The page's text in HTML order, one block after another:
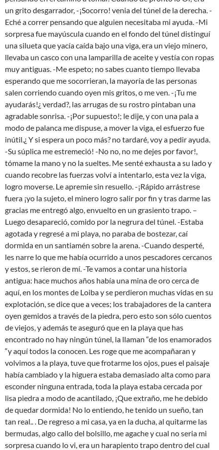
un grito desgarrador, -¡Socorro! venia del túnel de la derecha. -
Eché a correr pensando que alguien necesitaba mi ayuda. -Mi
sorpresa fue mayúscula cuando en el fondo del túnel distinguí
una silueta que yacía caída bajo una viga, era un viejo minero,
llevaba un casco con una lamparilla de aceite y vestía con ropas
muy antiguas. -Me espeto; no sabes cuanto tiempo llevaba
esperando que me socorrieran, la mayoría de las personas
salen corriendo cuando oyen mis gritos, o me ven. -¡Tu me
ayudarás!¿ verdad?, las arrugas de su rostro pintaban una
agradable sonrisa. -¡Por supuesto!; le dije, y con una pala a
modo de palanca me dispuse, a mover la viga, el esfuerzo fue
inútil.¿ Y si espera un poco más? no tardaré, voy a pedir ayuda.
-Su súplica me estremeció! -No no, no me dejes por favor!,
tómame la mano y no la sueltes. Me senté exhausta a su lado y
cuando recobre las fuerzas volví a intentarlo, esta vez la viga,
logro moverse. Le apremie sin resuello. -¡Rápido arrástrese
fuera ¡yo la sujeto, el minero logro salir por fin y tras darme las
gracias me entregó algo, envuelto en un grasiento trapo. –
Luego desapareció, comido por la negrura del túnel. -Estaba
agotada y regresé a mi playa, no paraba de bostezar, caí
dormida en un santiamén sobre la arena. -Cuando desperté,
les narre lo que me había ocurrido a unos pescadores cercanos
y estos, se rieron de mí. -Te vamos a contar una historia
antigua: hace muchos años había una mina de oro cerca de
aquí, en los montes de Loiba y se perdieron muchas vidas en su
explotación, se dice que a veces; los trabajadores de la cantera
oyen gemidos a través de la piedra, pero esto son sólo cuentos
de viejos, y además te aseguró que en la playa que has
encontrado no hay ningún túnel, la llaman “de los enamorados
“y aquí todos la conocen. Les roge que me acompañaran y
volvimos a la playa, tuve que frotarme los ojos, pues el paisaje
había cambiado y la higuera estaba demasiado alta como para
esconder ninguna entrada, toda la playa estaba cercada por
lisa piedra a modo de acantilado, ¡Que extraño, me he debido
de quedar dormida! No lo entiendo, he tenido un sueño, tan
tan real.. . De regreso a mi casa, ya en la ducha, al quitarme las
bermudas, algo callo del bolsillo, me agache y cual no seria mi
sorpresa cuando lo vi, era un harapiento trapo dentro del cual